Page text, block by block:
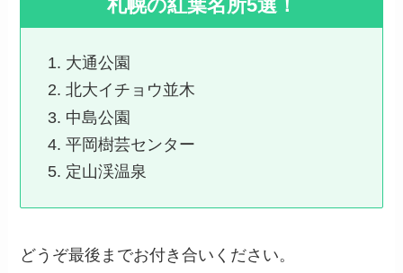
札幌の紅葉名所5選！
大通公園
北大イチョウ並木
中島公園
平岡樹芸センター
定山渓温泉
どうぞ最後までお付き合いください。